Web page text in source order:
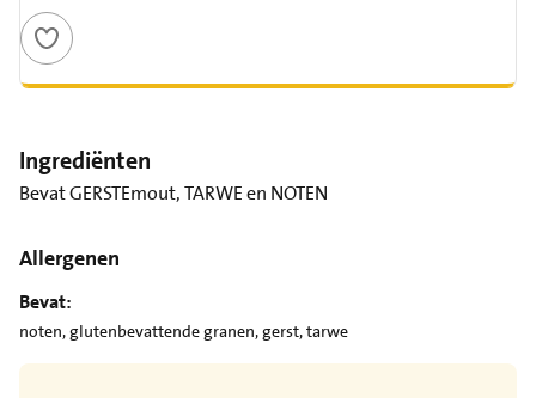
Ingrediënten
Bevat GERSTEmout, TARWE en NOTEN
Allergenen
Bevat:
noten, glutenbevattende granen, gerst, tarwe